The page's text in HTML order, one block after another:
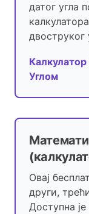
датог угла
двоструког
Углом
Овај
други,
Доступна